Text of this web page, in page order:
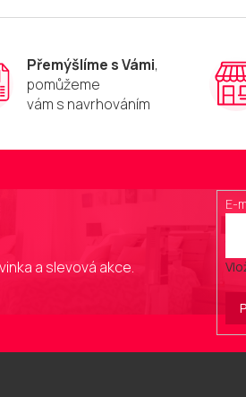
v
Přemýšlíme s Vámi,
pomůžeme
vám s navrhováním
a slevová akce.
E-